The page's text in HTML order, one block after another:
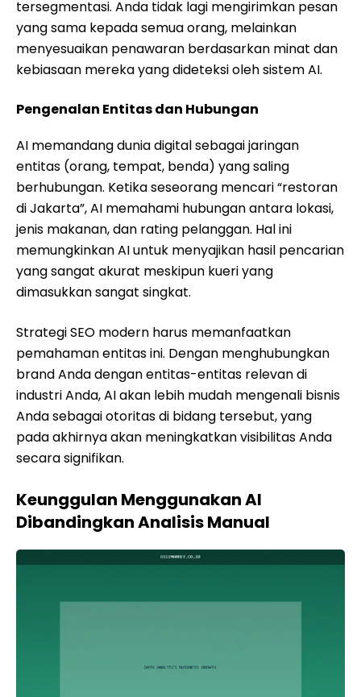
tersegmentasi. Anda tidak lagi mengirimkan pesan
yang sama kepada semua orang, melainkan
menyesuaikan penawaran berdasarkan minat dan
kebiasaan mereka yang dideteksi oleh sistem AI.
Pengenalan Entitas dan Hubungan
AI memandang dunia digital sebagai jaringan
entitas (orang, tempat, benda) yang saling
berhubungan. Ketika seseorang mencari “restoran
di Jakarta”, AI memahami hubungan antara lokasi,
jenis makanan, dan rating pelanggan. Hal ini
memungkinkan AI untuk menyajikan hasil pencarian
yang sangat akurat meskipun kueri yang
dimasukkan sangat singkat.
Strategi SEO modern harus memanfaatkan
pemahaman entitas ini. Dengan menghubungkan
brand Anda dengan entitas-entitas relevan di
industri Anda, AI akan lebih mudah mengenali bisnis
Anda sebagai otoritas di bidang tersebut, yang
pada akhirnya akan meningkatkan visibilitas Anda
secara signifikan.
Keunggulan Menggunakan AI
Dibandingkan Analisis Manual